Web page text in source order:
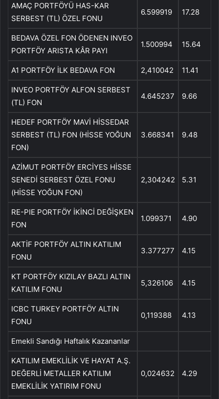
AMAÇ PORTFÖYÜ HAS-KAR
SERBEST (TL) ÖZEL FONU
6.599919 17.28
BEDAVA ÖZEL FON ÖDENEN INVEO
PORTFÖY ARISTA KÂR PAYI
1.500994 15.64
A1 PORTFÖY İLK BEDAVA FON 2,410042 11.41
INVEO PORTFÖY ALFON SERBEST
(TL) FON
4.645237 9.66
HEDEF PORTFÖY MAVİ HİSSEDAR
SERBEST (TL) FON (HİSSE YOĞUN
FON)
3.668341 9.48
AZİMUT PORTFÖY ERCİYES HİSSE
SENEDİ SERBEST ÖZEL FONU
(HİSSE YOĞUN FON)
2,304242 5.31
RE-PIE PORTFÖY İKİNCİ DEĞİŞKEN
FON
1.099371 4.90
AKTİF PORTFÖY ALTIN ​​KATILIM
FONU
3.377277 4.15
KT PORTFÖY KIZILAY BAZLI ALTIN ​​
KATILIM FONU
5,326106 4.15
ICBC TURKEY PORTFÖY ALTIN ​​
FONU
0,119388 4.13
Emekli Sandığı Haftalık Kazananlar
KATILIM EMEKLİLİK VE HAYAT A.Ş.
DEĞERLİ METALLER KATILIM
EMEKLİLİK YATIRIM FONU
0,024632 4.29